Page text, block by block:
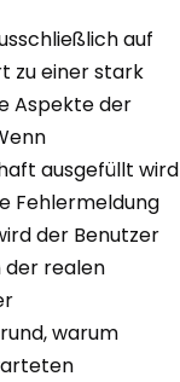
auf
zu einer stark
Aspekte der
ausgefüllt wird
Fehlermeldung
der Benutzer
der realen
warum